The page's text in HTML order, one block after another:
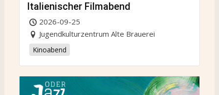
Italienischer Filmabend
2026-09-25
Jugendkulturzentrum Alte Brauerei
Kinoabend